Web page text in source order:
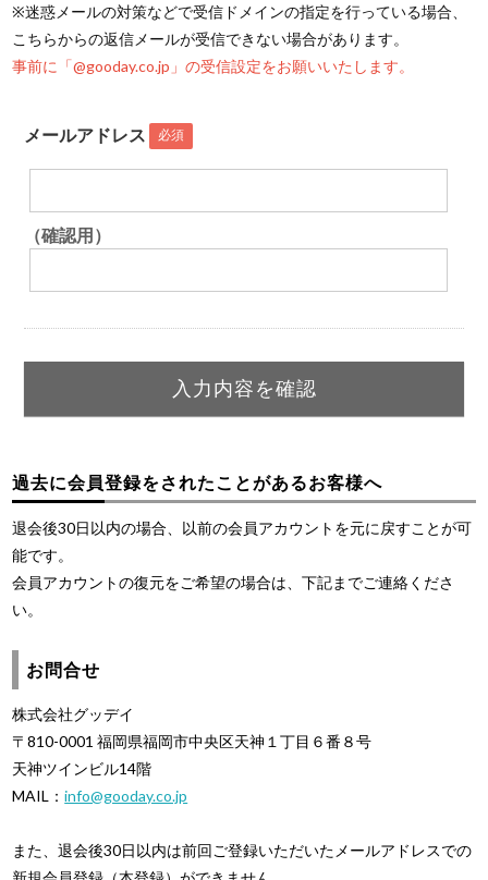
※迷惑メールの対策などで受信ドメインの指定を行っている場合、
こちらからの返信メールが受信できない場合があります。
事前に「@gooday.co.jp」の受信設定をお願いいたします。
メールアドレス 必須
（確認用）
過去に会員登録をされたことがあるお客様へ
退会後30日以内の場合、以前の会員アカウントを元に戻すことが可
能です。
会員アカウントの復元をご希望の場合は、下記までご連絡くださ
い。
お問合せ
株式会社グッデイ
〒810-0001 福岡県福岡市中央区天神１丁目６番８号
天神ツインビル14階
MAIL：info@gooday.co.jp
また、退会後30日以内は前回ご登録いただいたメールアドレスでの